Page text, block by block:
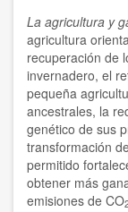
La agricultura y
agricultura
recuperación de
invernadero, el
pequeña
ancestrales, la
genético de sus
transformación
permitido
obtener más
emisiones de CO